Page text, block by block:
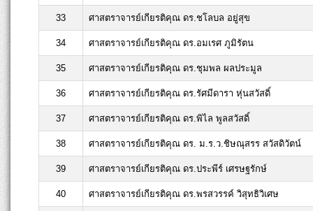
33 ศาสตราจารย์เกียรติคุณ ดร.ชโลบล อยู่สุข
34 ศาสตราจารย์เกียรติคุณ ดร.อมเรศ ภูมิรัตน
35 ศาสตราจารย์เกียรติคุณ ดร.ชุมพล ผลประมูล
36 ศาสตราจารย์เกียรติคุณ ดร.รัศมีดารา หุ่นสวัสดิ์
37 ศาสตราจารย์เกียรติคุณ ดร.พิไล พูลสวัสดิ์
38 ศาสตราจารย์เกียรติคุณ ดร. ม.ร.ว.ชิษณุสรร สวัสดิวัตน์
39 ศาสตราจารย์เกียรติคุณ ดร.ประพีร์ เศรษฐรักษ์
40 ศาสตราจารย์เกียรติคุณ ดร.พรสวรรค์ วิสุทธิวิเศษ